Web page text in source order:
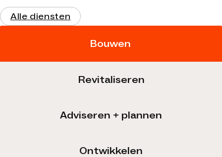
Alle diensten
Bouwen
Revitaliseren
Adviseren + plannen
Ontwikkelen